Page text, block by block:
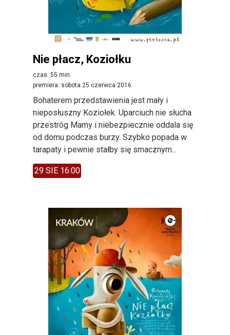
Nie płacz, Koziołku
czas: 55 min.
premiera: sobota 25 czerwca 2016
Bohaterem przedstawienia jest mały i
nieposłuszny Koziołek. Uparciuch nie słucha
przestróg Mamy i niebezpiecznie oddala się
od domu podczas burzy. Szybko popada w
tarapaty i pewnie stałby się smacznym...
29 SIE 16:00